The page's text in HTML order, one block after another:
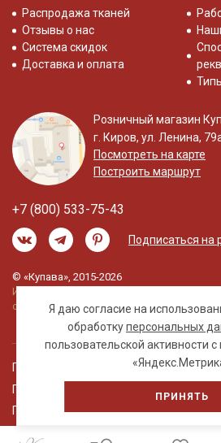
Я даю согласие на
обработкуперсональных
пользовательской активности
ПРИНЯТЬ
Распродажа тканей
Отзывы о нас
Система скидок
Доставка и оплата
Розничный магазин
г. Киров, ул. Ленина,
Посмотреть на карте
Построить маршрут
+7 (800) 533-75-43
Подписаться на
© «Купава», 2015-2026
Информация на сайте не является
офертой.
Правовая информация
Политика обработки персональных
Пользовательское соглашение